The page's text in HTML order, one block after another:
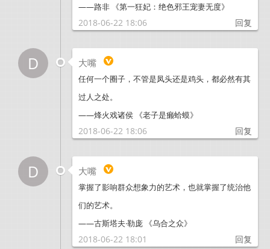
——路非 《第一狂妃：绝色邪王宠妻无度》
2018-06-22 18:06 回复
D 大嘴
任何一个圈子，不管是凤头还是鸡头，都必然有其
过人之处。
——烽火戏诸侯 《老子是癞蛤蟆》
2018-06-22 18:06 回复
D 大嘴
掌握了影响群众想象力的艺术，也就掌握了统治他
们的艺术。
——古斯塔夫·勒庞 《乌合之众》
2018-06-22 18:01 回复